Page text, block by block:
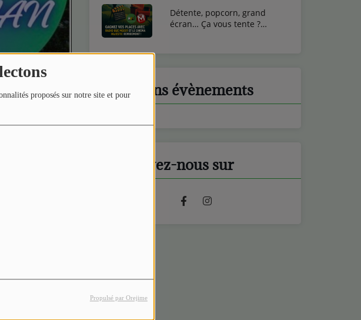
proposés sur notre site et pour
Propulsé par Orejime
Détente, popcorn, grand
écran… Ça vous tente ?
Prochains évènements
Retrouvez-nous sur